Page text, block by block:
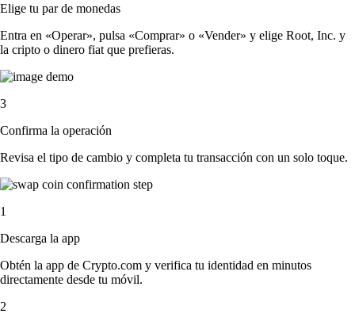
Elige tu par de monedas
Entra en «Operar», pulsa «Comprar» o «Vender» y elige Root, Inc. y
la cripto o dinero fiat que prefieras.
3
Confirma la operación
Revisa el tipo de cambio y completa tu transacción con un solo toque.
1
Descarga la app
Obtén la app de Crypto.com y verifica tu identidad en minutos
directamente desde tu móvil.
2